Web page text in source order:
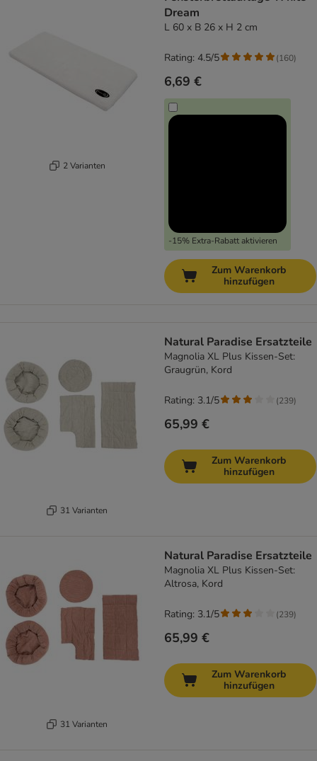
2 Varianten
Dream
L 60 x B 26 x H 2 cm
6,69 €
-15% Extra-Rabatt aktivieren
Rating: 4.5/5 (160)
Zum Warenkorb
hinzufügen
31 Varianten
Natural Paradise Ersatzteile
Magnolia XL Plus Kissen-Set:
Graugrün, Kord
65,99 €
Rating: 3.1/5 (239)
Zum Warenkorb
hinzufügen
31 Varianten
Natural Paradise Ersatzteile
Magnolia XL Plus Kissen-Set:
Altrosa, Kord
65,99 €
Rating: 3.1/5 (239)
Zum Warenkorb
hinzufügen